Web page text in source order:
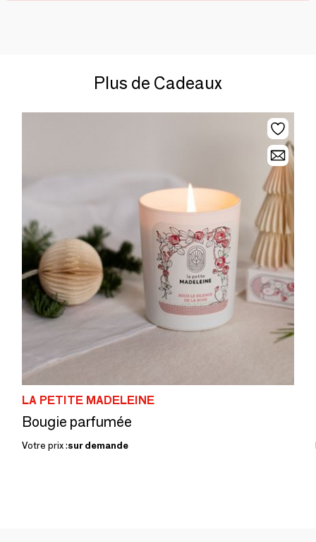
Plus de Cadeaux
LA PETITE MADELEINE
Bougie parfumée
Votre prix :sur demande